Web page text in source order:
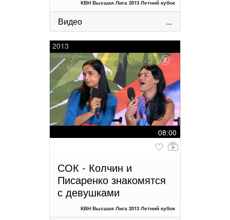
КВН Высшая Лига 2013 Летний кубок
Видео ...
2013
08:00
СОК - Колчин и
Писаренко знакомятся
с девушками
КВН Высшая Лига 2013 Летний кубок